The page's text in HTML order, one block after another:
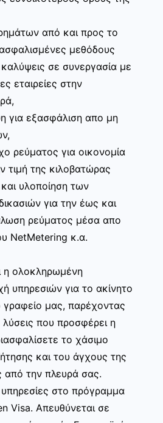
από και προς το
μεθόδους
σε συνεργασία με
εταιρείες στην
για εξασφάλιση απο μη
ρεύματος για οικονομία
τιμή της κιλοβατώρας
υλοποίηση των
για την έως και
ρεύματος μέσα απο
NetMetering κ.α.
η ολοκληρωμένη
υπηρεσιών για το ακίνητο
μας, παρέχοντας
λύσεις που προσφέρει η
το χάσιμο
και του άγχους της
από την πλευρά σας.
στο πρόγραμμα
Visa. Απευθύνεται σε